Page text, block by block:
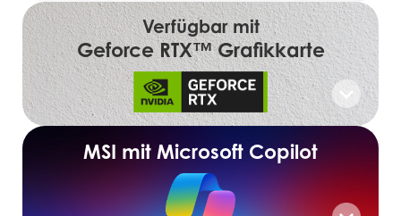
Verfügbar mit
Geforce RTX™ Grafikkarte
MSI mit Microsoft Copilot